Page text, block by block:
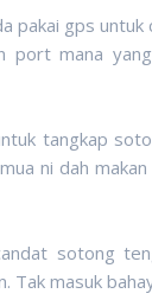
pakai gps untuk
port mana
tangkap
ni dah
sotong
Tak masuk